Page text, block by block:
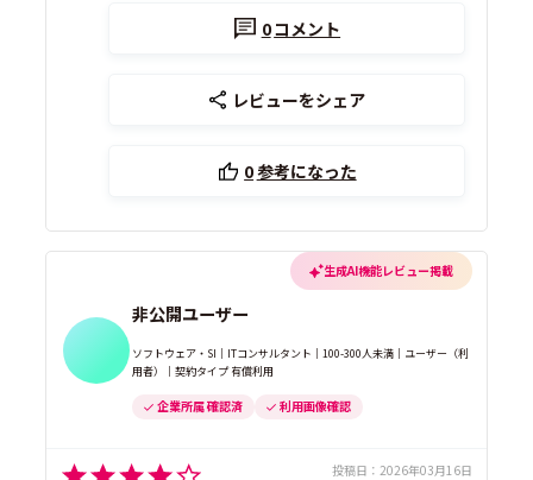
0コメント
レビューをシェア
0参考になった
生成AI機能レビュー掲載
非公開ユーザー
ソフトウェア・SI｜ITコンサルタント｜100-300人未満｜ユーザー（利
用者）｜契約タイプ 有償利用
企業所属 確認済 利用画像確認
投稿日： 2026年03月16日